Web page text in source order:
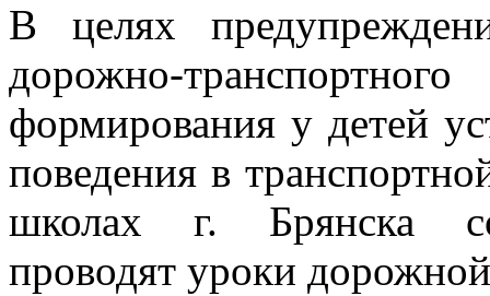
В целях
дорожно-
формирования у детей
поведения в
школах г. Брянска
проводят уроки